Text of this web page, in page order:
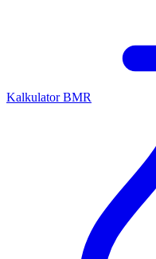
Kalkulator BMR